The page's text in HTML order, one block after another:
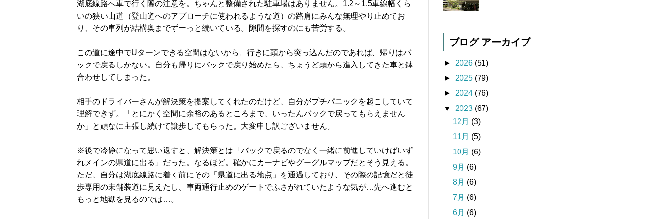
湖底線路へ車で行く際の注意を。ちゃんと整備された駐車場はありません。1.2～1.5車線幅くら
いの狭い山道（登山道へのアプローチに使われるような道）の路肩にみんな無理やり止めてお
り、その車列が結構奥までずーっと続いている。隙間を探すのにも苦労する。
この道に途中でUターンできる空間はないから、行きに頭から突っ込んだのであれば、帰りはバ
ックで戻るしかない。自分も帰りにバックで戻り始めたら、ちょうど頭から進入してきた車と鉢
合わせしてしまった。
相手のドライバーさんが解決策を提案してくれたのだけど、自分がプチパニックを起こしていて
理解できず。「とにかく空間に余裕のあるところまで、いったんバックで戻ってもらえません
か」と頑なに主張し続けて譲歩してもらった。大変申し訳ございません。
※後で冷静になって思い返すと、解決策とは「バックで戻るのでなく一緒に前進していけばいず
れメインの県道に出る」だった。なるほど。確かにカーナビやグーグルマップだとそう見える。
ただ、自分は湖底線路に着く前にその「県道に出る地点」を通過しており、その際の記憶だと徒
歩専用の未舗装道に見えたし、車両通行止めのゲートでふさがれていたような気が…先へ進むと
もっと地獄を見るのでは…。
ブログ アーカイブ
► 2026 (51)
► 2025 (79)
► 2024 (76)
▼ 2023 (67)
12月 (3)
11月 (5)
10月 (6)
9月 (6)
8月 (6)
7月 (6)
6月 (6)